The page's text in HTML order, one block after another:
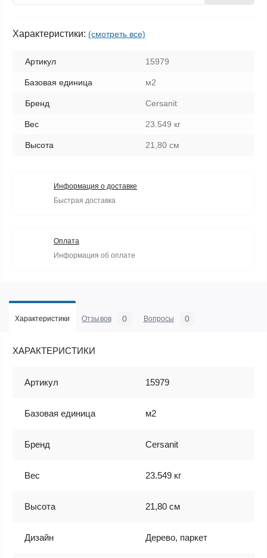
Характеристики: (смотреть все)
Артикул 15979
Базовая единица м2
Бренд Cersanit
Вес 23.549 кг
Высота 21,80 см
Информация о доставке
Быстрая доставка
Оплата
Информация об оплате
Характеристики Отзывов 0 Вопросы 0
ХАРАКТЕРИСТИКИ
Артикул 15979
Базовая единица м2
Бренд Cersanit
Вес 23.549 кг
Высота 21,80 см
Дизайн Дерево, паркет